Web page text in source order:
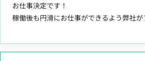
お仕事決定です！
稼働後も円滑にお仕事ができるよう弊社が